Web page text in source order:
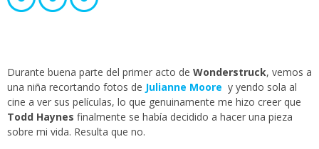
Durante buena parte del primer acto de Wonderstruck, vemos a
una niña recortando fotos de Julianne Moore y yendo sola al
cine a ver sus películas, lo que genuinamente me hizo creer que
Todd Haynes finalmente se había decidido a hacer una pieza
sobre mi vida. Resulta que no.